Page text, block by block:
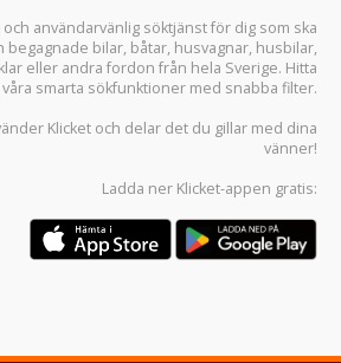
och användarvänlig söktjänst för dig som ska
begagnade bilar, båtar, husvagnar, husbilar,
eller andra fordon från hela Sverige. Hitta
smarta sökfunktioner med snabba filter.
Klicket och delar det du gillar med dina
vänner!
Ladda ner Klicket-appen gratis: